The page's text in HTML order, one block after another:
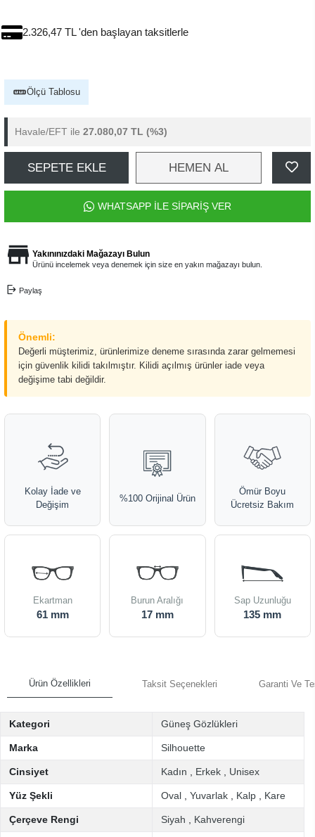
2.326,47 TL 'den başlayan taksitlerle
Ölçü Tablosu
Havale/EFT ile 27.080,07 TL (%3)
SEPETE EKLE HEMEN AL
WHATSAPP İLE SİPARİŞ VER
Yakınınızdaki Mağazayı Bulun
Ürünü incelemek veya denemek için size en yakın mağazayı bulun.
Paylaş
Önemli:
Değerli müşterimiz, ürünlerimize deneme sırasında zarar gelmemesi
için güvenlik kilidi takılmıştır. Kilidi açılmış ürünler iade veya
değişime tabi değildir.
Kolay İade ve
Değişim
%100 Orijinal Ürün
Ömür Boyu
Ücretsiz Bakım
Ekartman
61 mm
Burun Aralığı
17 mm
Sap Uzunluğu
135 mm
Ürün Özellikleri Taksit Seçenekleri Garanti Ve
Kategori Güneş Gözlükleri
Marka Silhouette
Cinsiyet Kadın Erkek Unisex
Yüz Şekli Oval Yuvarlak Kalp Kare
Çerçeve Rengi Siyah Kahverengi